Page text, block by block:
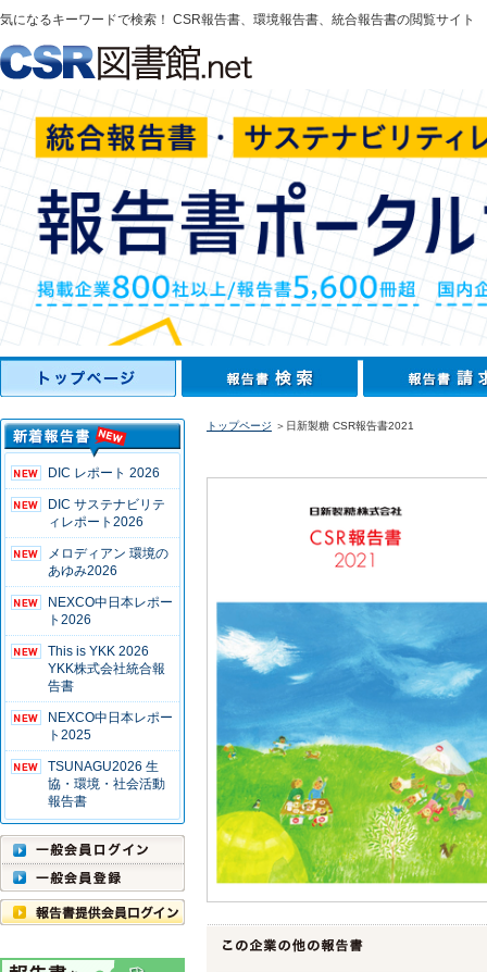
気になるキーワードで検索！ CSR報告書、環境報告書、統合報告書の閲覧サイト
DIC レポート 2026
DIC サステナビリテ
ィレポート2026
メロディアン 環境の
あゆみ2026
NEXCO中日本レポー
ト2026
This is YKK 2026
YKK株式会社統合報
告書
NEXCO中日本レポー
ト2025
TSUNAGU2026 生
協・環境・社会活動
報告書
トップページ ＞日新製糖 CSR報告書2021